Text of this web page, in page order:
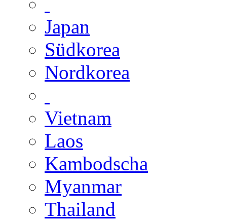
Japan
Südkorea
Nordkorea
Vietnam
Laos
Kambodscha
Myanmar
Thailand